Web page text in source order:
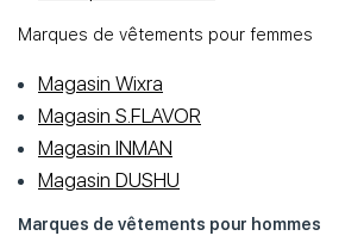
Marques de vêtements pour femmes
Magasin Wixra
Magasin S.FLAVOR
Magasin INMAN
Magasin DUSHU
Marques de vêtements pour hommes